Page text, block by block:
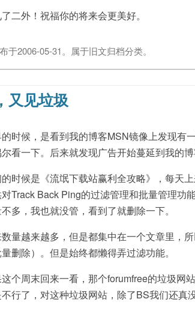
外！祝福你的将来会更美好。
于2006-05-31 。属于旧文归档分类。
又见垃圾
候，是看到我的博客MSN镜像上发现有
看一下。后来就发现广告开始蔓延到我的博
候是《流氓下载站赢利全攻略》，每天上
Track Back Ping的过滤管理和批量管理功
多，我也就没管，看到了就删除一下。
越来越多，但是都集中在一个文章里，所
删除）。但是始终都懒得弄过滤功能。
周末回来一看，那个forumfree的垃圾网
行了，对这种垃圾网站，除了BS我们还